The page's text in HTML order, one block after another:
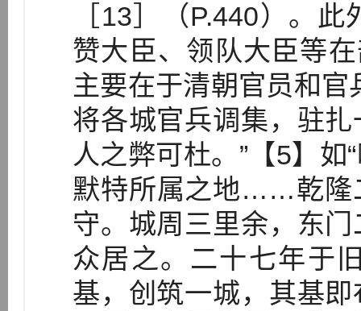
［13］（P.440）。
赞大臣、领队大臣等
主要在于清朝官员和
将各城官兵调集，驻
人之弊可杜。”【5】
默特所属之地……乾隆
守。城周三里余，东
众居之。二十七年于
基，创筑一城，其基